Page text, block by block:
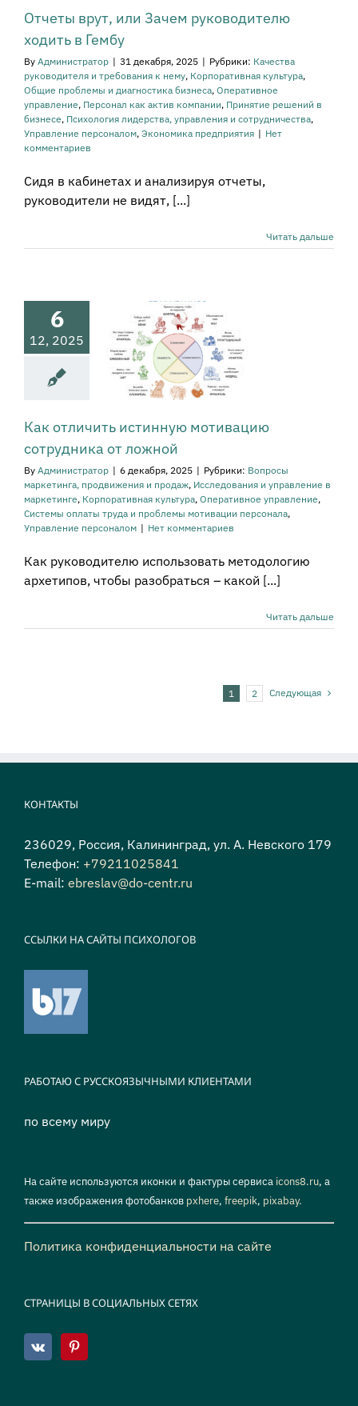
Принятие
в бизнесе
лидерства,
персоналом
предприятия
Отчеты врут, или Зачем руководителю
ходить в Гембу
By Администратор | 31 декабря, 2025 | Рубрики: Качества
руководителя и требования к нему, Корпоративная культура,
Общие проблемы и диагностика бизнеса, Оперативное
управление, Персонал как актив компании, Принятие решений в
бизнесе, Психология лидерства, управления и сотрудничества,
Управление персоналом, Экономика предприятия | Нет
комментариев
Сидя в кабинетах и анализируя отчеты,
руководители не видят, [...]
Читать дальше
6
12, 2025
от
и продаж
и
управление
оплаты труда и
мотивации
Управление
Как отличить истинную мотивацию
сотрудника от ложной
By Администратор | 6 декабря, 2025 | Рубрики: Вопросы
маркетинга, продвижения и продаж, Исследования и управление в
маркетинге, Корпоративная культура, Оперативное управление,
Системы оплаты труда и проблемы мотивации персонала,
Управление персоналом | Нет комментариев
Как руководителю использовать методологию
архетипов, чтобы разобраться – какой [...]
Читать дальше
1 2 Следующая
КОНТАКТЫ
236029, Россия, Калининград, ул. А. Невского 179
Телефон: +79211025841
E-mail: ebreslav@do-centr.ru
ССЫЛКИ НА САЙТЫ ПСИХОЛОГОВ
РАБОТАЮ С РУССКОЯЗЫЧНЫМИ КЛИЕНТАМИ
по всему миру
На сайте используются иконки и фактуры сервиса icons8.ru, а
также изображения фотобанков pxhere, freepik, pixabay.
Политика конфиденциальности на сайте
СТРАНИЦЫ В СОЦИАЛЬНЫХ СЕТЯХ